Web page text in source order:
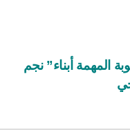
المهمة أبناء” نجم